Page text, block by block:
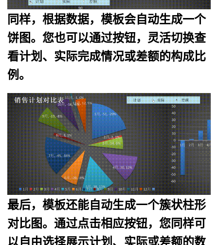
同样，根据数据，模板会自动生成一个
饼图。您也可以通过按钮，灵活切换查
看计划、实际完成情况或差额的构成比
例。
最后，模板还能自动生成一个簇状柱形
对比图。通过点击相应按钮，您同样可
以自由选择展示计划、实际或差额的数